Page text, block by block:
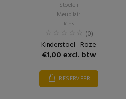
Stoelen
Meubilair
Kids
(0)
Kinderstoel - Roze
€1,00 excl. btw
RESERVEER